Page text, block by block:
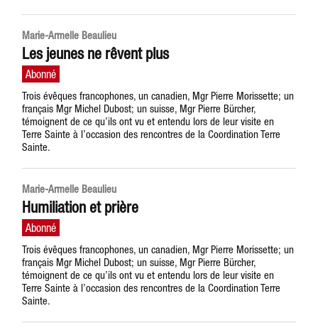
Marie-Armelle Beaulieu
Les jeunes ne rêvent plus
Trois évêques francophones, un canadien, Mgr Pierre Morissette; un
français Mgr Michel Dubost; un suisse, Mgr Pierre Bürcher,
témoignent de ce qu’ils ont vu et entendu lors de leur visite en
Terre Sainte à l’occasion des rencontres de la Coordination Terre
Sainte.
Marie-Armelle Beaulieu
Humiliation et prière
Trois évêques francophones, un canadien, Mgr Pierre Morissette; un
français Mgr Michel Dubost; un suisse, Mgr Pierre Bürcher,
témoignent de ce qu’ils ont vu et entendu lors de leur visite en
Terre Sainte à l’occasion des rencontres de la Coordination Terre
Sainte.